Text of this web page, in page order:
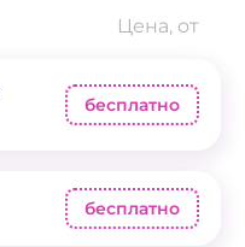
Цена, от
бесплатно
бесплатно